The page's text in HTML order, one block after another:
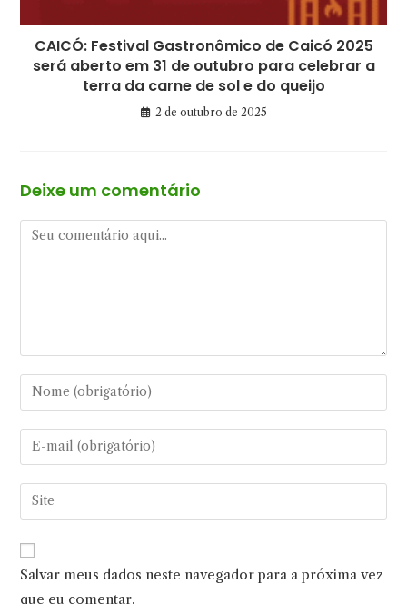
CAICÓ: Festival Gastronômico de Caicó 2025
será aberto em 31 de outubro para celebrar a
terra da carne de sol e do queijo
2 de outubro de 2025
Deixe um comentário
Comentário
Digite
seu
nome
ou
de
usuário
para
comentar
Digite
seu
endereço
de
para
comentar
Digite
o
do
seu
Salvar meus dados neste navegador para a próxima vez
que eu comentar.